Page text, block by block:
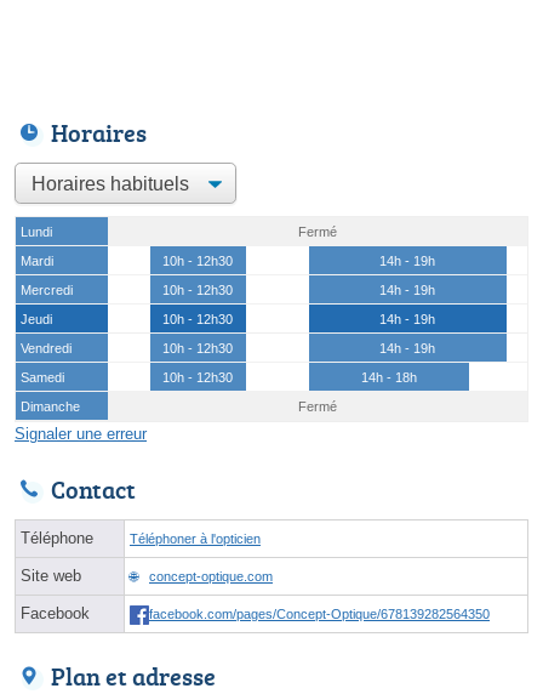
Horaires
Lundi
Fermé
Mardi
10h - 12h30
14h - 19h
Mercredi
10h - 12h30
14h - 19h
Jeudi
10h - 12h30
14h - 19h
Vendredi
10h - 12h30
14h - 19h
Samedi
10h - 12h30
14h - 18h
Dimanche
Fermé
Signaler une erreur
Contact
Téléphone Téléphoner à l'opticien
Site web concept-optique.com
Facebook facebook.com/pages/Concept-Optique/678139282564350
Plan et adresse